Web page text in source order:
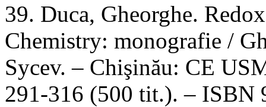
39. Duca, Gheorghe.
Chemistry: monografie /
Sycev. – Chişinău: CE
291-316 (500 tit.). – ISBN